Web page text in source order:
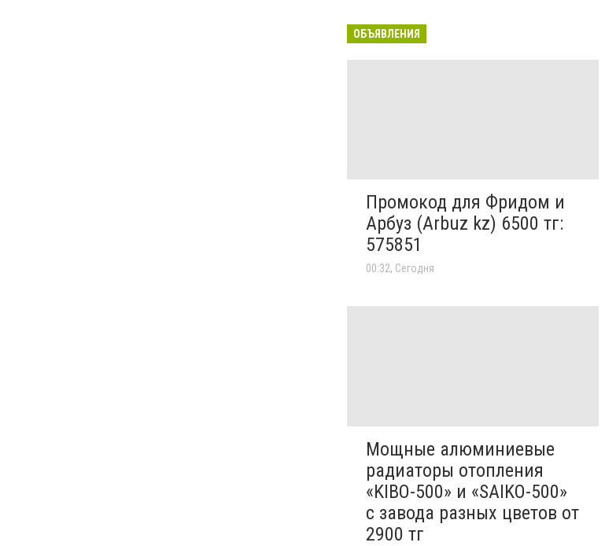
ОБЪЯВЛЕНИЯ
Промокод для Фридом и
Арбуз (Arbuz kz) 6500 тг:
575851
00:32, Сегодня
Мощные алюминиевые
радиаторы отопления
«KIBO-500» и «SAIKO-500»
с завода разных цветов от
2900 тг